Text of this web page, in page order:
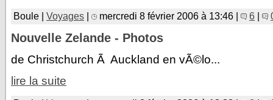
Boule | Voyages mercredi 8 février 2006 à 13:46 | 6
Nouvelle Zelande - Photos
de Christchurch Ã Auckland en vÃ©lo...
lire la suite